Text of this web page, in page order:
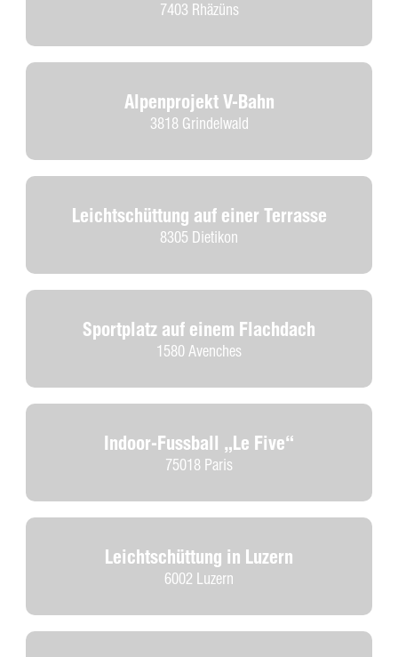
7403 Rhäzüns
Alpenprojekt V-Bahn
3818 Grindelwald
Leichtschüttung auf einer Terrasse
8305 Dietikon
Sportplatz auf einem Flachdach
1580 Avenches
Indoor-Fussball „Le Five“
75018 Paris
Leichtschüttung in Luzern
6002 Luzern